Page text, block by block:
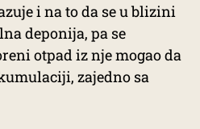
i na to da se u blizini
deponija, pa se
otpad iz nje mogao da
zajedno sa